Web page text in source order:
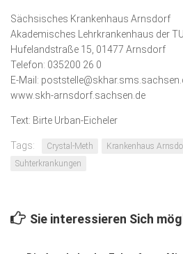
Sächsisches Krankenhaus Arnsdorf
Akademisches Lehrkrankenhaus der
Hufelandstraße 15, 01477 Arnsdorf
Telefon: 035200 26 0
E-Mail:
www.skh-arnsdorf.sachsen.de
Text: Birte Urban-Eicheler
Tags: Crystal-Meth Krankenhaus
Suhterkrankungen
Sie interessieren Sich